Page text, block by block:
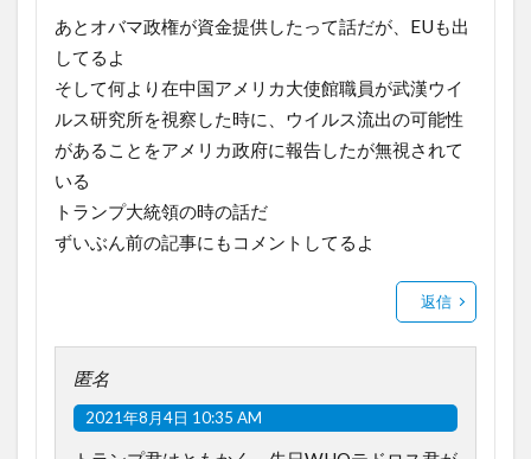
あとオバマ政権が資金提供したって話だが、EUも出
してるよ
そして何より在中国アメリカ大使館職員が武漢ウイ
ルス研究所を視察した時に、ウイルス流出の可能性
があることをアメリカ政府に報告したが無視されて
いる
トランプ大統領の時の話だ
ずいぶん前の記事にもコメントしてるよ
返信
匿名
2021年8月4日 10:35 AM